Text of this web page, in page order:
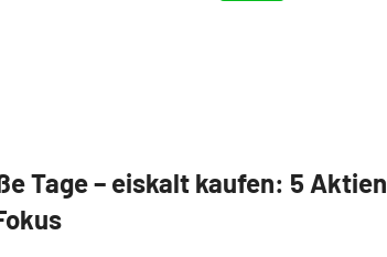
Tage – eiskalt kaufen: 5 Aktien